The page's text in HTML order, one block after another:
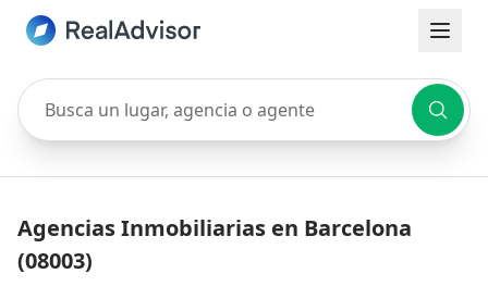
Busca un lugar, agencia o agente
Agencias Inmobiliarias en Barcelona
(08003)